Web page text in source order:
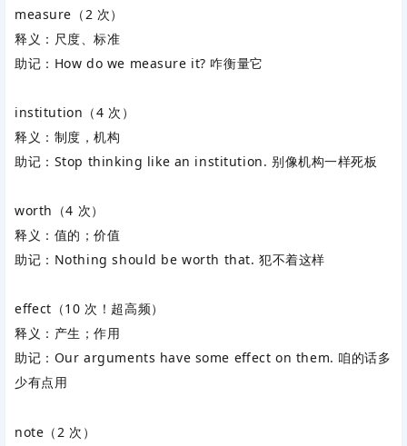
measure （2 次）
释义：尺度、标准
助记： How do we measure it? 咋衡量它
institution （4 次）
释义：制度，机构
助记： Stop thinking like an institution. 别像机构一样死板
worth （4 次）
释义：值的；价值
助记： Nothing should be worth that. 犯不着这样
effect （10 次！超高频）
释义：产生；作用
助记： Our arguments have some effect on them. 咱的话多
少有点用
note （2 次）